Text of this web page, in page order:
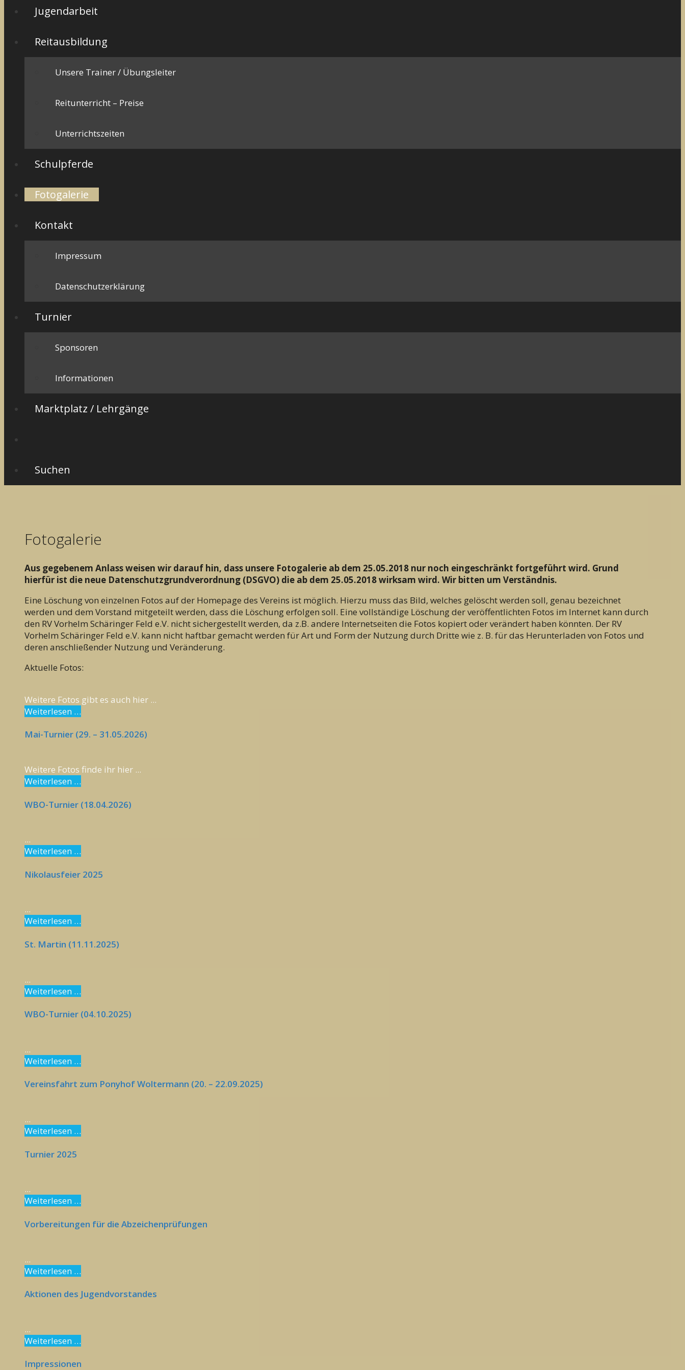
Jugendarbeit
Reitausbildung
Unsere Trainer / Übungsleiter
Reitunterricht – Preise
Unterrichtszeiten
Schulpferde
Fotogalerie
Kontakt
Impressum
Datenschutzerklärung
Turnier
Sponsoren
Informationen
Marktplatz / Lehrgänge
Suchen
Fotogalerie
Aus gegebenem Anlass weisen wir darauf hin, dass unsere Fotogalerie ab dem 25.05.2018 nur noch eingeschränkt fortgeführt wird. Grund
hierfür ist die neue Datenschutzgrundverordnung (DSGVO) die ab dem 25.05.2018 wirksam wird. Wir bitten um Verständnis.
Eine Löschung von einzelnen Fotos auf der Homepage des Vereins ist möglich. Hierzu muss das Bild, welches gelöscht werden soll, genau bezeichnet
werden und dem Vorstand mitgeteilt werden, dass die Löschung erfolgen soll. Eine vollständige Löschung der veröffentlichten Fotos im Internet kann durch
den RV Vorhelm Schäringer Feld e.V. nicht sichergestellt werden, da z.B. andere Internetseiten die Fotos kopiert oder verändert haben könnten. Der RV
Vorhelm Schäringer Feld e.V. kann nicht haftbar gemacht werden für Art und Form der Nutzung durch Dritte wie z. B. für das Herunterladen von Fotos und
deren anschließender Nutzung und Veränderung.
Aktuelle Fotos:
Weitere Fotos gibt es auch hier ...
Weiterlesen …
Mai-Turnier (29. – 31.05.2026)
Weitere Fotos finde ihr hier ...
Weiterlesen …
WBO-Turnier (18.04.2026)
...
Weiterlesen …
Nikolausfeier 2025
...
Weiterlesen …
St. Martin (11.11.2025)
...
Weiterlesen …
WBO-Turnier (04.10.2025)
...
Weiterlesen …
Vereinsfahrt zum Ponyhof Woltermann (20. – 22.09.2025)
...
Weiterlesen …
Turnier 2025
...
Weiterlesen …
Vorbereitungen für die Abzeichenprüfungen
...
Weiterlesen …
Aktionen des Jugendvorstandes
...
Weiterlesen …
Impressionen